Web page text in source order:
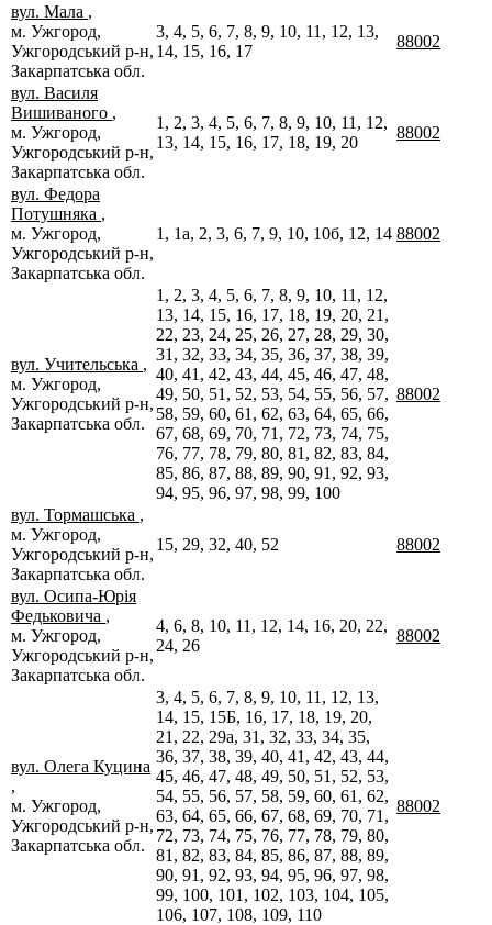
вул. Мала ,
м. Ужгород,
Ужгородський р-н,
Закарпатська обл.
3, 4, 5, 6, 7, 8, 9, 10, 11, 12, 13,
14, 15, 16, 17
88002
вул. Василя
Вишиваного ,
м. Ужгород,
Ужгородський р-н,
Закарпатська обл.
1, 2, 3, 4, 5, 6, 7, 8, 9, 10, 11, 12,
13, 14, 15, 16, 17, 18, 19, 20
88002
вул. Федора
Потушняка ,
м. Ужгород,
Ужгородський р-н,
Закарпатська обл.
1, 1а, 2, 3, 6, 7, 9, 10, 10б, 12, 14 88002
вул. Учительська ,
м. Ужгород,
Ужгородський р-н,
Закарпатська обл.
1, 2, 3, 4, 5, 6, 7, 8, 9, 10, 11, 12,
13, 14, 15, 16, 17, 18, 19, 20, 21,
22, 23, 24, 25, 26, 27, 28, 29, 30,
31, 32, 33, 34, 35, 36, 37, 38, 39,
40, 41, 42, 43, 44, 45, 46, 47, 48,
49, 50, 51, 52, 53, 54, 55, 56, 57,
58, 59, 60, 61, 62, 63, 64, 65, 66,
67, 68, 69, 70, 71, 72, 73, 74, 75,
76, 77, 78, 79, 80, 81, 82, 83, 84,
85, 86, 87, 88, 89, 90, 91, 92, 93,
94, 95, 96, 97, 98, 99, 100
88002
вул. Тормашська ,
м. Ужгород,
Ужгородський р-н,
Закарпатська обл.
15, 29, 32, 40, 52 88002
вул. Осипа-Юрія
Федьковича ,
м. Ужгород,
Ужгородський р-н,
Закарпатська обл.
4, 6, 8, 10, 11, 12, 14, 16, 20, 22,
24, 26
88002
вул. Олега Куцина
,
м. Ужгород,
Ужгородський р-н,
Закарпатська обл.
3, 4, 5, 6, 7, 8, 9, 10, 11, 12, 13,
14, 15, 15Б, 16, 17, 18, 19, 20,
21, 22, 29а, 31, 32, 33, 34, 35,
36, 37, 38, 39, 40, 41, 42, 43, 44,
45, 46, 47, 48, 49, 50, 51, 52, 53,
54, 55, 56, 57, 58, 59, 60, 61, 62,
63, 64, 65, 66, 67, 68, 69, 70, 71,
72, 73, 74, 75, 76, 77, 78, 79, 80,
81, 82, 83, 84, 85, 86, 87, 88, 89,
90, 91, 92, 93, 94, 95, 96, 97, 98,
99, 100, 101, 102, 103, 104, 105,
106, 107, 108, 109, 110
88002